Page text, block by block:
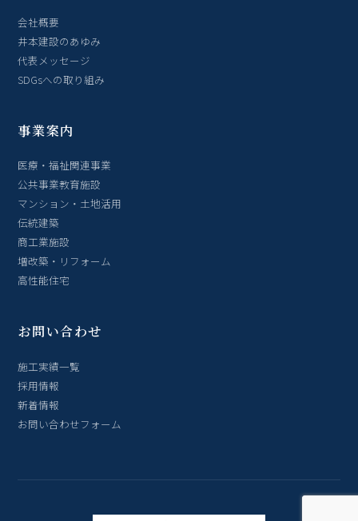
会社概要
井本建設のあゆみ
代表メッセージ
SDGsへの取り組み
事業案内
医療・福祉関連事業
公共事業教育施設
マンション・土地活用
伝統建築
商工業施設
増改築・リフォーム
高性能住宅
お問い合わせ
施工実績一覧
採用情報
新着情報
お問い合わせフォーム